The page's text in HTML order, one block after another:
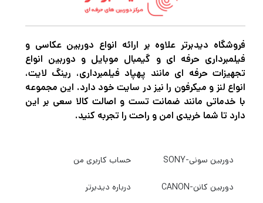
توانید هر دو را با چراغ LED فلش FV200 High
Speed ​​Sync از Godox داشته باشید . در حالت
پیوسته، دستگاه دارای دمای رنگ 5600K است و
از 0 تا 100 درصد با درجه بندی CRI/TLCI 96/95
قابل تنظیم است که نشان دهنده دقت بالا در
بازتولید رنگ است. این نور همچنین دارای هشت
جلوه ویژه است که شامل تغییرات طوفان،
فروشگاه دیدبرتر علاوه بر ارائه انواع دوربین عکاسی و
فیلمبرداری حرفه ای و گیمبال موبایل و دوربین انواع
تجهیزات حرفه ای مانند پهپاد فیلمبرداری، رینگ لایت،
انواع لنز و میکرفون را نیز در سایت خود دارد. این مجموعه
با خدماتی مانند ضمانت تست و اصالت کالا سعی بر این
دارد تا شما خریدی امن و راحت را تجربه کنید.
دوربین سونی-SONY
دوربین کانن-CANON
حساب کاربری من
درباره دیدبرتر